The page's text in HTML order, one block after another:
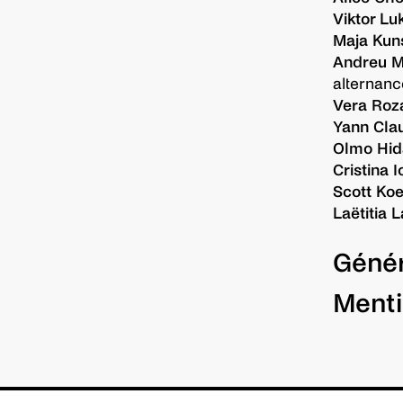
Viktor
Maja
Andreu
Vera
Yann
Olmo
Cristina
Scott
Laëtitia
Mise en
Yngvild
Visual